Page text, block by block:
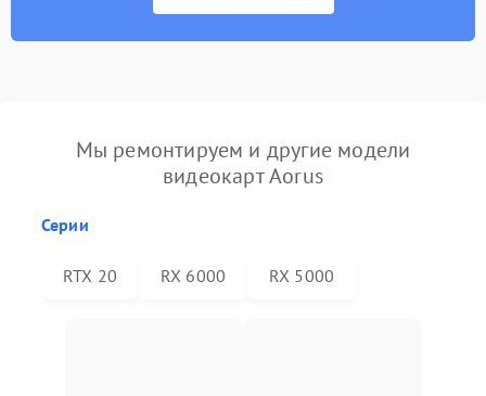
Мы ремонтируем и другие модели
видеокарт Aorus
Серии
RTX 20 RX 6000 RX 5000